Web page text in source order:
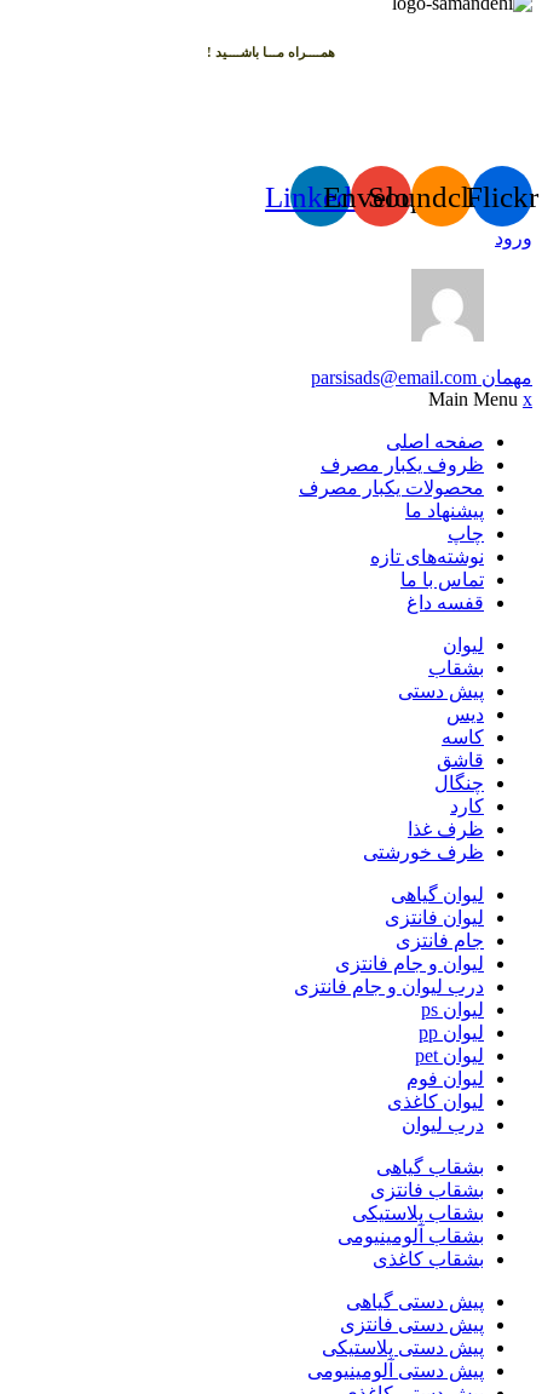
همــــراه مـــا باشــــید !
Flickr
Soundcloud
Envelope
Linkedin
ورود
مهمان parsisads@email.com
Main Menu x
صفحه اصلی
ظروف یکبار مصرف
محصولات یکبار مصرف
پیشنهاد ما
چاپ
نوشته‌های تازه
تماس با ما
قفسه داغ
لیوان
بشقاب
پیش دستی
دیس
کاسه
قاشق
چنگال
کارد
ظرف غذا
ظرف خورشتی
لیوان گیاهی
لیوان فانتزی
جام فانتزی
لیوان و جام فانتزی
درب لیوان و جام فانتزی
لیوان ps
لیوان pp
لیوان pet
لیوان فوم
لیوان کاغذی
درب لیوان
بشقاب گیاهی
بشقاب فانتزی
بشقاب پلاستیکی
بشقاب آلومینیومی
بشقاب کاغذی
پیش دستی گیاهی
پیش دستی فانتزی
پیش دستی پلاستیکی
پیش دستی آلومینیومی